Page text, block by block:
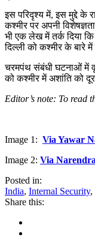
इस परिदृश्य में, इस मुद्दे के
कश्मीर पर अपनी
भी एक लेख में तर्क दिया
दिल्ली को कश्मीर के बारे में
चरमपंथ संबंधी घटनाओं में
को कश्मीर में अशांति को
Editor’s note: To read
Image 1: Via Yawar
Image 2: Via
Posted in:
India, Internal Security,
Share this: